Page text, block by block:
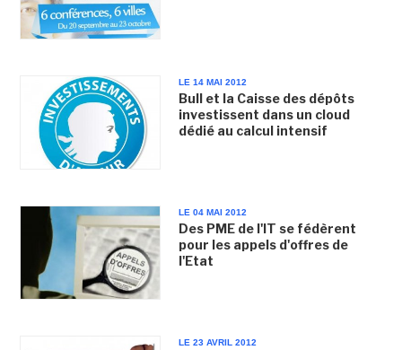
LE 14 MAI 2012
Bull et la Caisse des dépôts
investissent dans un cloud
dédié au calcul intensif
LE 04 MAI 2012
Des PME de l'IT se fédèrent
pour les appels d'offres de
l'Etat
LE 23 AVRIL 2012